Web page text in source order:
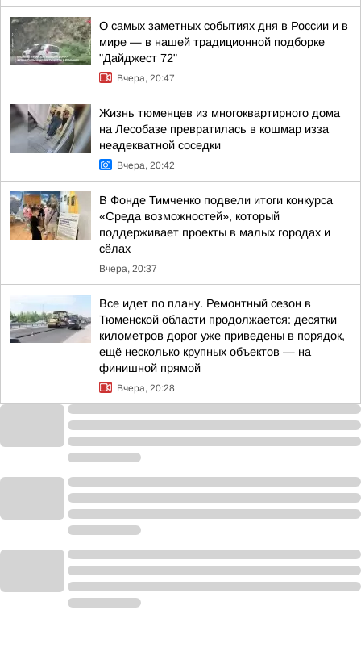
О самых заметных событиях дня в России и в
мире — в нашей традиционной подборке
"Дайджест 72"
Вчера, 20:47
Жизнь тюменцев из многоквартирного дома
на Лесобазе превратилась в кошмар изза
неадекватной соседки
Вчера, 20:42
В Фонде Тимченко подвели итоги конкурса
«Среда возможностей», который
поддерживает проекты в малых городах и
сёлах
Вчера, 20:37
Все идет по плану. Ремонтный сезон в
Тюменской области продолжается: десятки
километров дорог уже приведены в порядок,
ещё несколько крупных объектов — на
финишной прямой
Вчера, 20:28